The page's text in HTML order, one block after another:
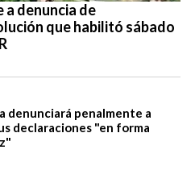
a denuncia de
que habilitó sábado
denunciará penalmente a
declaraciones "en forma